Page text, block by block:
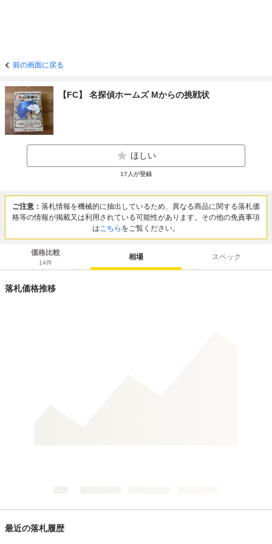
前の画面に戻る
【FC】 名探偵ホームズ Mからの挑戦状
ほしい
17 人が登録
ご注意： 落札情報を機械的に抽出しているため、異なる商品に関する落札価
格等の情報が掲載又は利用されている可能性があります。その他の免責事項
はこちら をご覧ください。
価格比較
14件
相場 スペック
落札価格推移
最近の落札履歴